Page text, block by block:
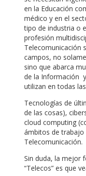
en la Educación
médico y en el
tipo de industria o
profesión
Telecomunicación
campos, no
sino que abarca
de la Información
utilizan en todas
Tecnologías de
de las cosas),
cloud computing
ámbitos de trabajo
Telecomunicación.
Sin duda, la mejor
“Telecos” es que